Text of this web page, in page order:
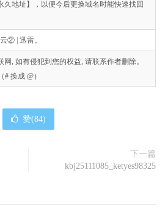
地址】，以便今后更换域名时能快速找回
② | 迅雷。
, 如有侵犯到您的权益, 请联系作者删除。
# 换成 @）
赞(84)
下一篇
kbj25111085_ketyes98325